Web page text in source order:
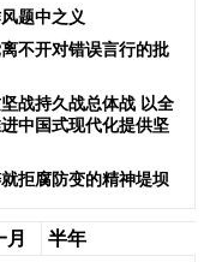
题中之义
不开对错误言行的批
战持久战总体战 以全
中国式现代化提供坚
拒腐防变的精神堤坝
月 半年